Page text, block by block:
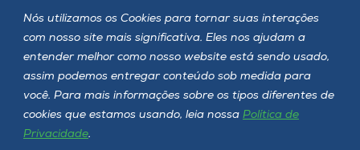
Nós utilizamos os Cookies para tornar suas interações
com nosso site mais significativa. Eles nos ajudam a
entender melhor como nosso website está sendo usado,
assim podemos entregar conteúdo sob medida para
você. Para mais informações sobre os tipos diferentes de
cookies que estamos usando, leia nossa Política de
Privacidade.
Siga a Unoesc